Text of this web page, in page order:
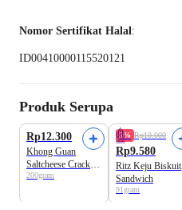
Nomor Sertifikat Halal:
ID00410000115520121
Produk Serupa
Rp12.300
Khong Guan
Saltcheese Crackers
Biscuits
200gram
5% Rp10.000
Rp9.580
Ritz Keju Biskuit
Sandwich
91gram